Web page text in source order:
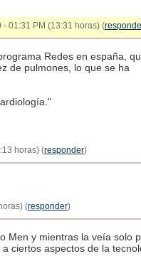
- 01:31 PM (13:31 horas) (
Redes en españa,
de pulmones, lo que se ha
horas) (responder)
(responder)
Men y mientras la veía solo
ciertos aspectos de la